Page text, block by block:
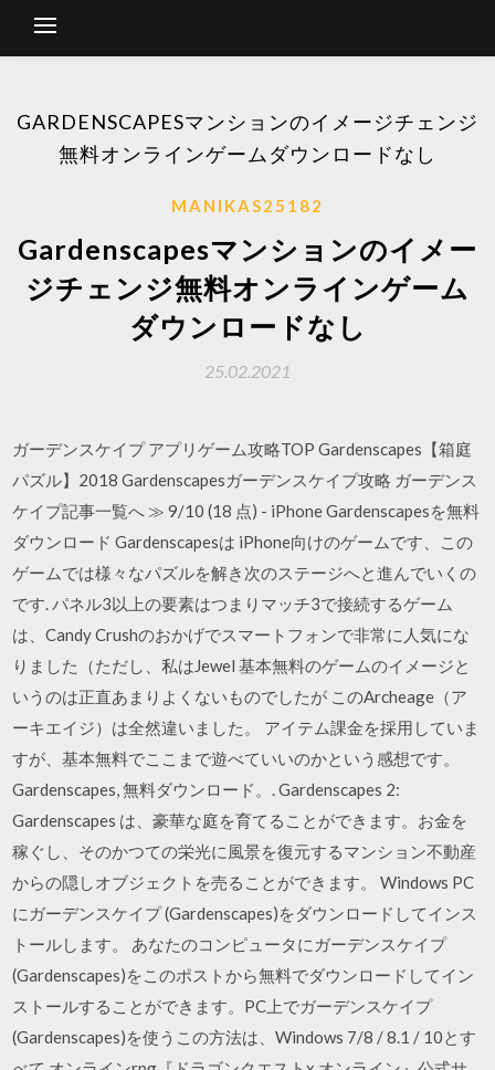
GARDENSCAPESマンションのイメージチェンジ
無料オンラインゲームダウンロードなし
MANIKAS25182
Gardenscapesマンションのイメー
ジチェンジ無料オンラインゲーム
ダウンロードなし
25.02.2021
ガーデンスケイプ アプリゲーム攻略TOP Gardenscapes【箱庭
パズル】2018 Gardenscapesガーデンスケイプ攻略 ガーデンス
ケイプ記事一覧へ ≫ 9/10 (18 点) - iPhone Gardenscapesを無料
ダウンロード Gardenscapesは iPhone向けのゲームです、この
ゲームでは様々なパズルを解き次のステージへと進んでいくの
です. パネル3以上の要素はつまりマッチ3で接続するゲーム
は、Candy Crushのおかげでスマートフォンで非常に人気にな
りました（ただし、私はJewel 基本無料のゲームのイメージと
いうのは正直あまりよくないものでしたが このArcheage（ア
ーキエイジ）は全然違いました。 アイテム課金を採用していま
すが、基本無料でここまで遊べていいのかという感想です。
Gardenscapes, 無料ダウンロード。. Gardenscapes 2:
Gardenscapes は、豪華な庭を育てることができます。お金を
稼ぐし、そのかつての栄光に風景を復元するマンション不動産
からの隠しオブジェクトを売ることができます。 Windows PC
にガーデンスケイプ (Gardenscapes)をダウンロードしてインス
トールします。 あなたのコンピュータにガーデンスケイプ
(Gardenscapes)をこのポストから無料でダウンロードしてイン
ストールすることができます。PC上でガーデンスケイプ
(Gardenscapes)を使うこの方法は、Windows 7/8 / 8.1 / 10とす